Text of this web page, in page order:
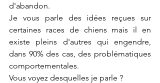
d'abandon.
Je vous parle des idées reçues sur
certaines races de chiens mais il en
existe pleins d'autres qui engendre,
dans 90% des cas, des problématiques
comportementales.
Vous voyez desquelles je parle ?